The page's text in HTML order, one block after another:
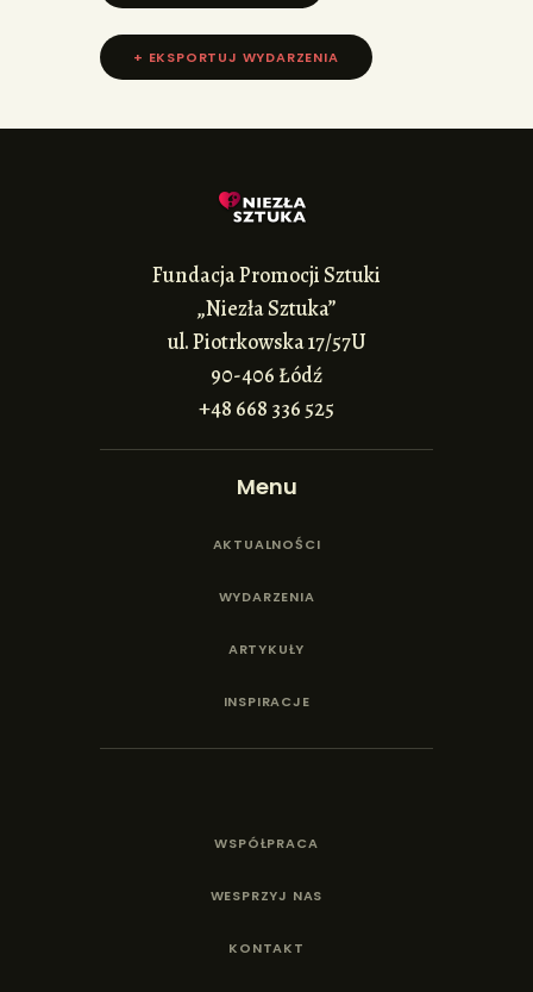
+ EKSPORTUJ WYDARZENIA
Fundacja Promocji Sztuki
„Niezła Sztuka”
ul. Piotrkowska 17/57U
90-406 Łódź
+48 668 336 525
Menu
AKTUALNOŚCI
WYDARZENIA
ARTYKUŁY
INSPIRACJE
WSPÓŁPRACA
WESPRZYJ NAS
KONTAKT